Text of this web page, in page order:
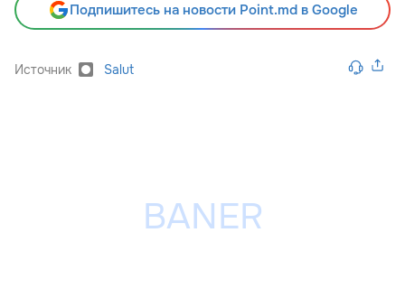
Подпишитесь на новости Point.md в Google
Источник Salut